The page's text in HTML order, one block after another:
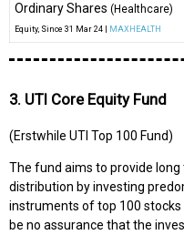
Ordinary Shares (Healthcare)
Equity, Since 31 Mar 24 | MAXHEALTH
3. UTI Core Equity Fund
(Erstwhile UTI Top 100 Fund)
The fund aims to provide
distribution by investing
instruments of top 100
be no assurance that the